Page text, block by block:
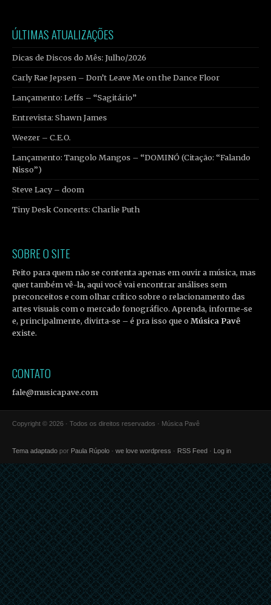
ÚLTIMAS ATUALIZAÇÕES
Dicas de Discos do Mês: Julho/2026
Carly Rae Jepsen – Don’t Leave Me on the Dance Floor
Lançamento: Leffs – “Sagitário”
Entrevista: Shawn James
Weezer – C.E.O.
Lançamento: Tangolo Mangos – “DOMINÓ (Citação: “Falando
Nisso”)
Steve Lacy – doom
Tiny Desk Concerts: Charlie Puth
SOBRE O SITE
Feito para quem não se contenta apenas em ouvir a música, mas
quer também vê-la, aqui você vai encontrar análises sem
preconceitos e com olhar crítico sobre o relacionamento das
artes visuais com o mercado fonográfico. Aprenda, informe-se
e, principalmente, divirta-se – é pra isso que oMúsica Pavê
existe.
CONTATO
fale@musicapave.com
Copyright © 2026 · Todos os direitos reservados · Música Pavê
Tema adaptado por Paula Rúpolo · we love wordpress · RSS Feed · Log in